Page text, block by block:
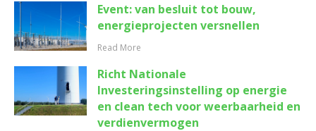
Event: van besluit tot bouw,
energieprojecten versnellen
Read More
Richt Nationale
Investeringsinstelling op energie
en clean tech voor weerbaarheid en
verdienvermogen